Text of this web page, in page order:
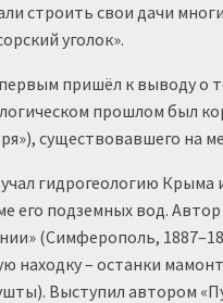
строить свои дачи
уголок».
пришёл к выводу о
прошлом был
существовавшего на
гидрогеологию
его подземных вод. Автор
(Симферополь,
находку – останки
Выступил автором